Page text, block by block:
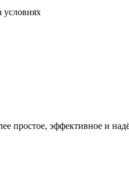
условиях
простое, эффективное и